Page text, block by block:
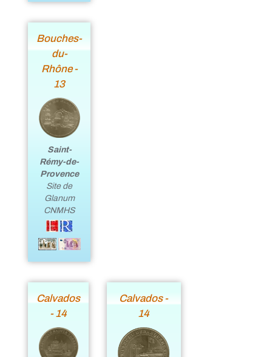
Bouches-
du-
Rhône -
13
Saint-
Rémy-de-
Provence
Site de
Glanum
CNMHS
Calvados
- 14
Calvados -
14